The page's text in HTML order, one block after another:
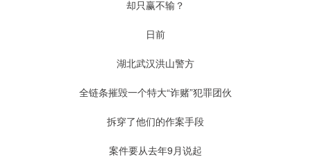
却只赢不输？
日前
湖北武汉洪山警方
全链条摧毁一个特大“诈赌”犯罪团伙
拆穿了他们的作案手段
案件要从去年9月说起